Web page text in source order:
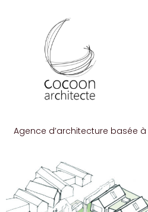
Agence d’architecture basée à